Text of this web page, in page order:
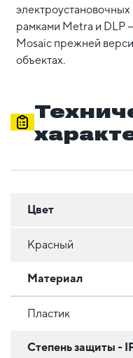
рамками Metra и DLP
Mosaic прежней
объектах.
Цвет
Красный
Материал
Пластик
Степень защиты -